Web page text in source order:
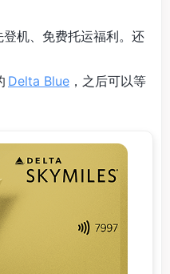
机、免费托运福利。还
Delta Blue ，之后可以等